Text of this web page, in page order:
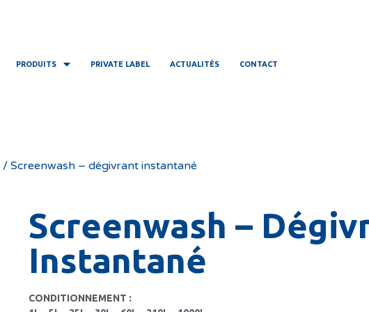
PRODUITS PRIVATE LABEL ACTUALITÉS CONTACT
/ Screenwash – dégivrant instantané
Screenwash –
Instantané
CONDITIONNEMENT :